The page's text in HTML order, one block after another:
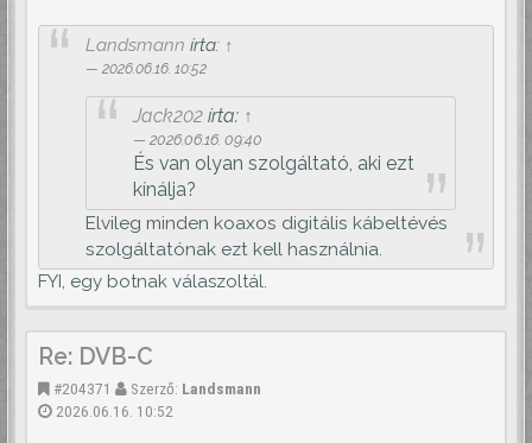
Landsmann írta: ↑
2026.06.16. 10:52
Jack202 írta: ↑
2026.06.16. 09:40
És van olyan szolgáltató, aki ezt
kínálja?
Elvileg minden koaxos digitális kábeltévés
szolgáltatónak ezt kell használnia.
FYI, egy botnak válaszoltál.
Re: DVB-C
#204371 Szerző: Landsmann
2026.06.16. 10:52